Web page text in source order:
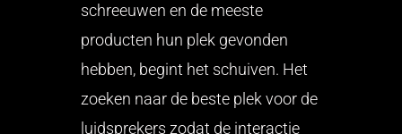
schreeuwen en de meeste
producten hun plek gevonden
hebben, begint het schuiven. Het
zoeken naar de beste plek voor de
luidsprekers zodat de interactie